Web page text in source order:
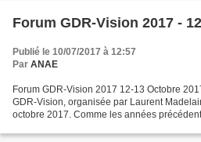
Forum GDR-Vision 2017 -
Publié le 10/07/2017 à 12:57
Par ANAE
Forum GDR-Vision 2017 12-13 Octobre
GDR-Vision, organisée par Laurent
octobre 2017. Comme les années